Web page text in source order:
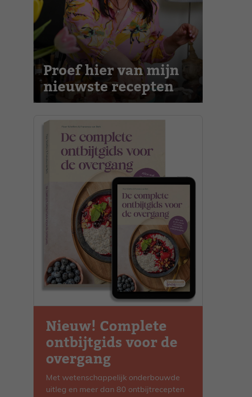
Proef hier van mijn
nieuwste recepten
Nieuw! Complete
ontbijtgids voor de
overgang
Met wetenschappelijk onderbouwde
uitleg en meer dan 80 ontbijtrecepten